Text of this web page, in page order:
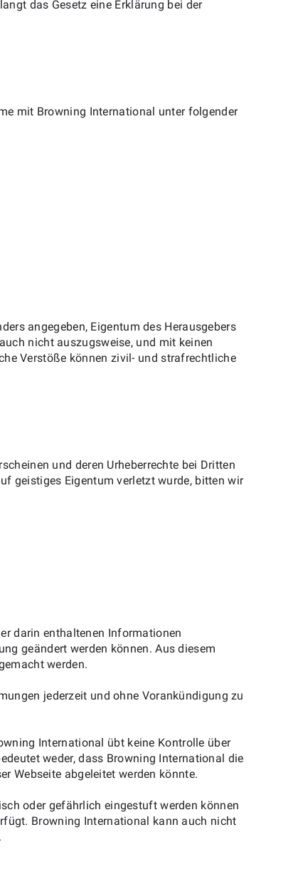
das Gesetz eine Erklärung bei der
mit Browning International unter folgender
angegeben, Eigentum des Herausgebers
nicht auszugsweise, und mit keinen
Verstöße können zivil- und strafrechtliche
und deren Urheberrechte bei Dritten
geistiges Eigentum verletzt wurde, bitten wir
darin enthaltenen Informationen
geändert werden können. Aus diesem
werden.
jederzeit und ohne Vorankündigung zu
International übt keine Kontrolle über
weder, dass Browning International die
Webseite abgeleitet werden könnte.
oder gefährlich eingestuft werden können
Browning International kann auch nicht